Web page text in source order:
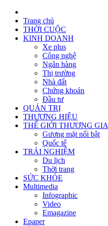
Trang chủ
THỜI CUỘC
KINH DOANH
Xe plus
Công nghệ
Ngân hàng
Thị trường
Nhà đất
Chứng khoán
Đầu tư
QUẢN TRỊ
THƯƠNG HIỆU
THẾ GIỚI THƯƠNG GIA
Gương mặt nổi bật
Quốc tế
TRẢI NGHIỆM
Du lịch
Thời trang
SỨC KHỎE
Multimedia
Infographic
Video
Emagazine
Epaper